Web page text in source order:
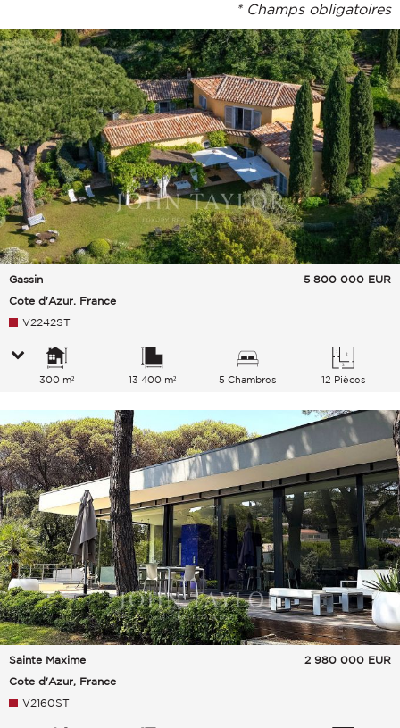
* Champs obligatoires
Gassin
Cote d'Azur, France
5 800 000 EUR
V2242ST
300 m² 13 400 m² 5 Chambres 12 Pièces
Sainte Maxime
Cote d'Azur, France
2 980 000 EUR
V2160ST